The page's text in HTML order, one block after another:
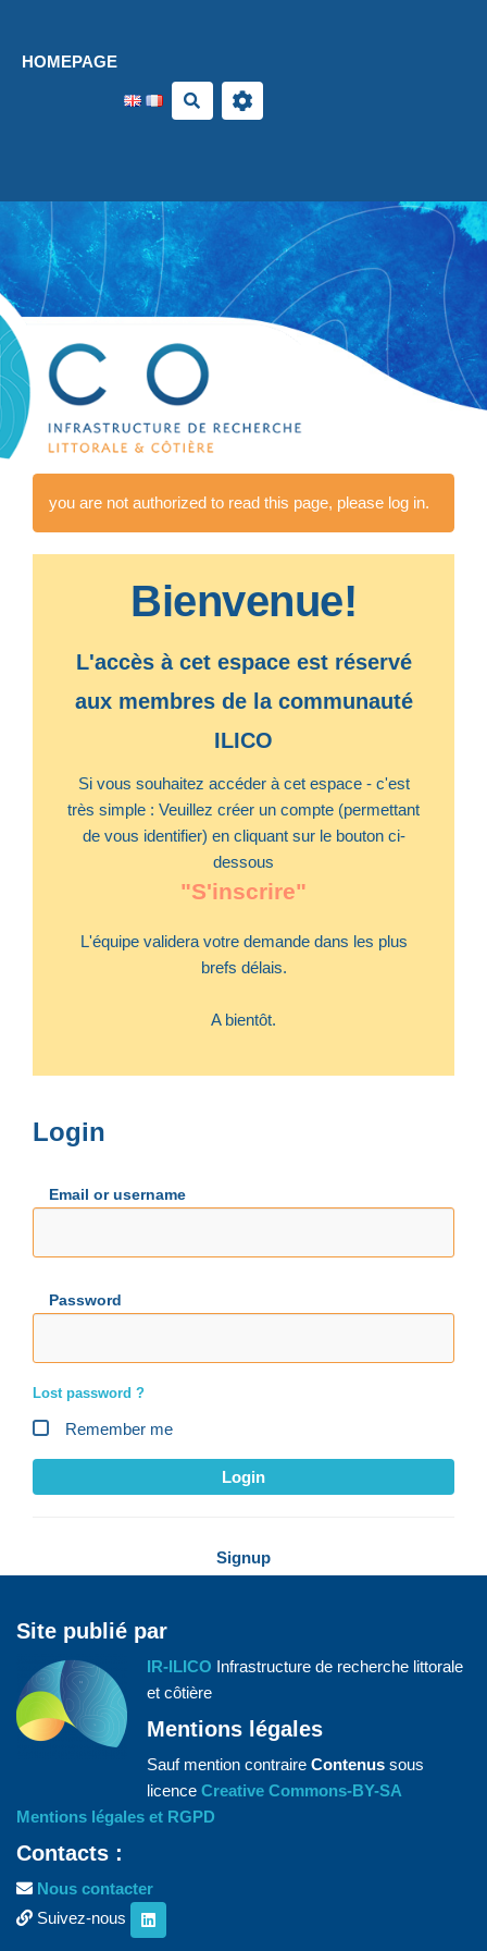
HOMEPAGE
Search
you are not authorized to read this page, please log in.
Bienvenue!
L'accès à cet espace est réservé
aux membres de la communauté
ILICO
Si vous souhaitez accéder à cet espace - c'est
très simple : Veuillez créer un compte (permettant
de vous identifier) en cliquant sur le bouton ci-
dessous
"S'inscrire"
L'équipe validera votre demande dans les plus
brefs délais.
A bientôt.
Login
Email or username
Password
Lost password ?
Remember me
Login
Signup
Site publié par
IR-ILICO Infrastructure de recherche littorale
et côtière
Mentions légales
Sauf mention contraire Contenus sous
licence Creative Commons-BY-SA
Mentions légales et RGPD
Contacts :
Nous contacter
Suivez-nous